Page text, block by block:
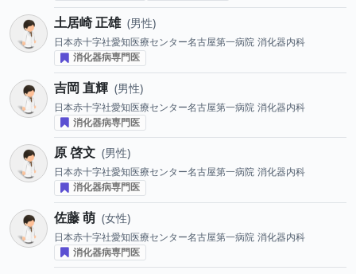
土居崎 正雄 男性
日本赤十字社愛知医療センター名古屋第一病院 消化器内科
消化器病専門医
吉岡 直輝 男性
日本赤十字社愛知医療センター名古屋第一病院 消化器内科
消化器病専門医
原 啓文 男性
日本赤十字社愛知医療センター名古屋第一病院 消化器内科
消化器病専門医
佐藤 萌 女性
日本赤十字社愛知医療センター名古屋第一病院 消化器内科
消化器病専門医